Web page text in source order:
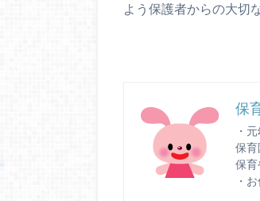
よう保護者からの大切
保
・
保育
保育
・